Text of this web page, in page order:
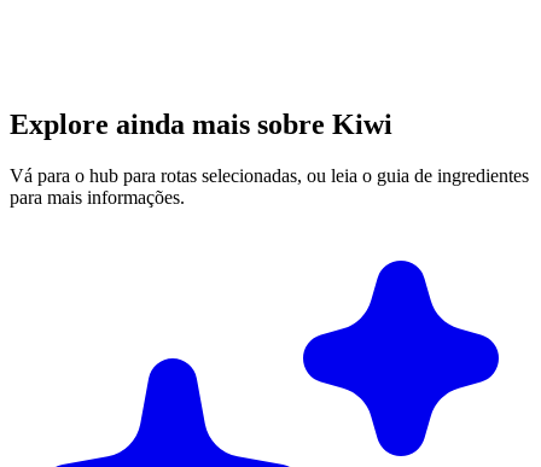
Explore ainda mais sobre Kiwi
Vá para o hub para rotas selecionadas, ou leia o guia de ingredientes
para mais informações.